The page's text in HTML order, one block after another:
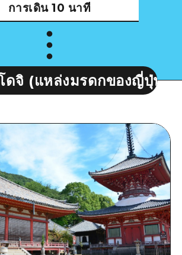
การเดิน 10 นาที
งมรดกของญี่ปุ่น) วัด